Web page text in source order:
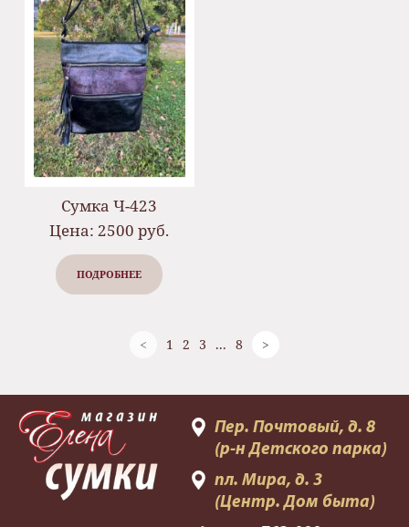
Сумка Ч-423
Цена: 2500 руб.
ПОДРОБНЕЕ
< 1 2 3 ... 8 >
Пер. Почтовый, д. 8
(р-н Детского парка)
пл. Мира, д. 3
(Центр. Дом быта)